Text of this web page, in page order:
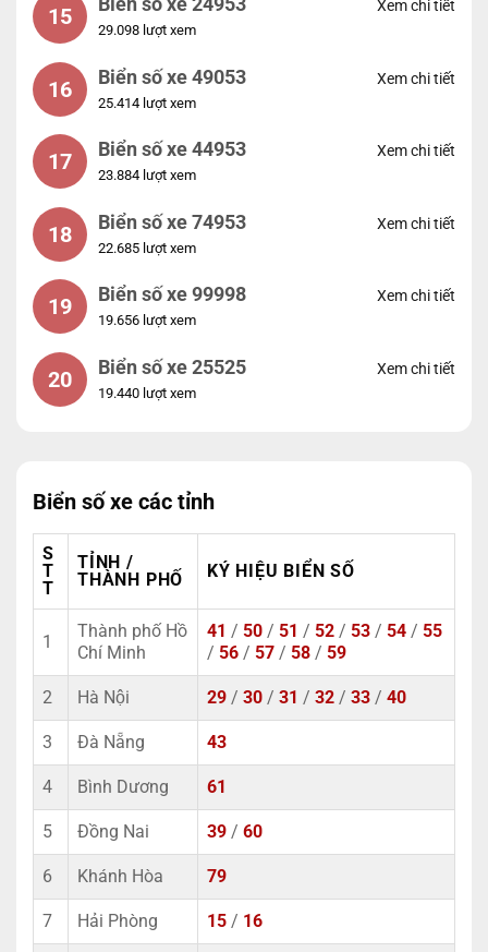
15 Biển số xe 24953
29.098 lượt xem
Xem chi tiết
16 Biển số xe 49053
25.414 lượt xem
Xem chi tiết
17 Biển số xe 44953
23.884 lượt xem
Xem chi tiết
18 Biển số xe 74953
22.685 lượt xem
Xem chi tiết
19 Biển số xe 99998
19.656 lượt xem
Xem chi tiết
20 Biển số xe 25525
19.440 lượt xem
Xem chi tiết
Biển số xe các tỉnh
S
T
T
TỈNH /
THÀNH PHỐ
KÝ HIỆU BIỂN SỐ
1
Thành phố Hồ
Chí Minh
41 / 50 / 51 / 52 / 53 / 54 / 55
/ 56 / 57 / 58 / 59
2 Hà Nội 29 / 30 / 31 / 32 / 33 / 40
3 Đà Nẵng 43
4 Bình Dương 61
5 Đồng Nai 39 / 60
6 Khánh Hòa 79
7 Hải Phòng 15 / 16